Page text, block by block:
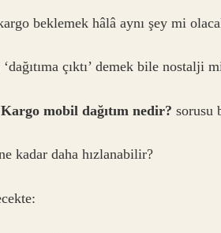
beklemek hâlâ aynı şey mi
çıktı’ demek bile nostalji
mobil dağıtım nedir? sorusu
kadar daha hızlanabilir?